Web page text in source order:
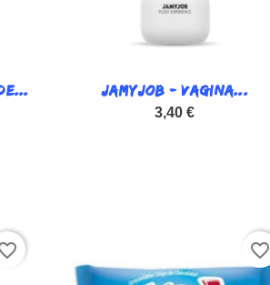
Vista rápida
JAMYJOB - VAGINA...
3,40 €
favorite_border